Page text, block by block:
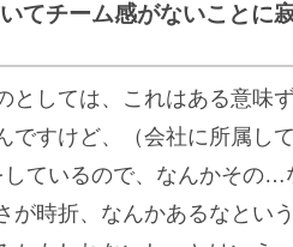
てチーム感がないことに
としては、これはある意味
ですけど、（会社に所属し
ているので、なんかその…
が時折、なんかあるなとい